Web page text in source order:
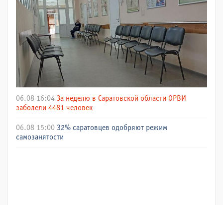
06.08 16:04 За неделю в Саратовской области ОРВИ
заболели 4481 человек
06.08 15:00 32% саратовцев одобряют режим
самозанятости